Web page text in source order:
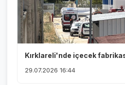
Kırklareli'nde içecek
29.07.2026 16:44